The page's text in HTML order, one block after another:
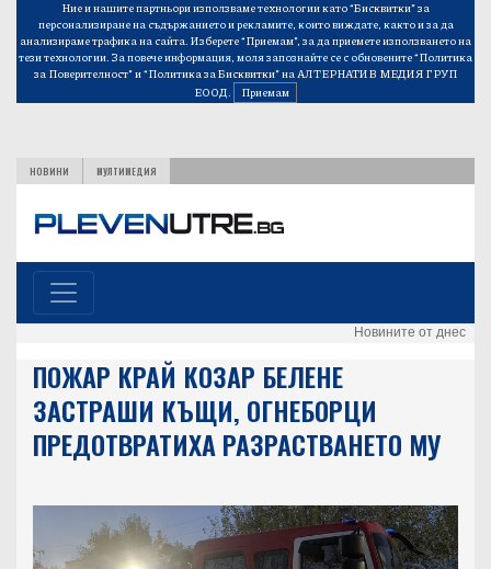
Ние и нашите партньори използваме технологии като “Бисквитки” за
персонализиране на съдържанието и рекламите, които виждате, както и за да
анализираме трафика на сайта. Изберете “Приемам”, за да приемете използването на
тези технологии. За повече информация, моля запознайте се с обновените“Политика
за Поверителност”и“Политика за Бисквитки”на АЛТЕРНАТИВ МЕДИЯ ГРУП
ЕООД.
Приемам
НОВИНИ МУЛТИМЕДИЯ
Новините от днес
ПОЖАР КРАЙ КОЗАР БЕЛЕНЕ
ЗАСТРАШИ КЪЩИ, ОГНЕБОРЦИ
ПРЕДОТВРАТИХА РАЗРАСТВАНЕТО МУ